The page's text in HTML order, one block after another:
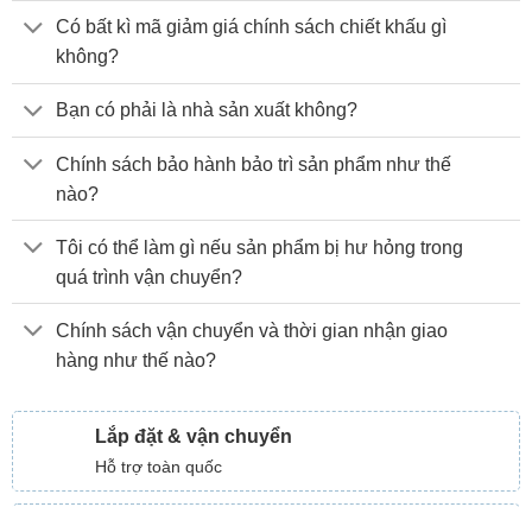
Có bất kì mã giảm giá chính sách chiết khấu gì
không?
Bạn có phải là nhà sản xuất không?
Chính sách bảo hành bảo trì sản phẩm như thế
nào?
Tôi có thể làm gì nếu sản phẩm bị hư hỏng trong
quá trình vận chuyển?
Chính sách vận chuyển và thời gian nhận giao
hàng như thế nào?
Lắp đặt & vận chuyển
Hỗ trợ toàn quốc